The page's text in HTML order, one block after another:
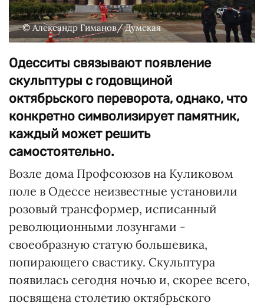
© Александр Гиманов/ Думская
Одесситы связывают появление
скульптуры с годовщиной
октябрьского переворота, однако, что
конкретно символизирует памятник,
каждый может решить
самостоятельно.
Возле дома Профсоюзов на Куликовом
поле в Одессе неизвестные установили
розовый трансформер, исписанный
революционными лозунгами -
своеобразную статую большевика,
попирающего свастику. Скульптура
появилась сегодня ночью и, скорее всего,
посвящена столетию октябрьского